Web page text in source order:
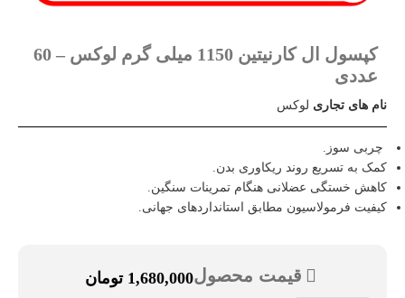
کپسول ال کارنیتین 1150 میلی گرم لوکس – 60
عددی
نام های تجاری لوکس
چربی‌ سوز.
کمک به تسریع روند ریکاوری بدن.
کاهش خستگی عضلانی هنگام تمرینات سنگین.
کیفیت فرمولاسیون مطابق استانداردهای جهانی.
قیمت محصول1,680,000 تومان